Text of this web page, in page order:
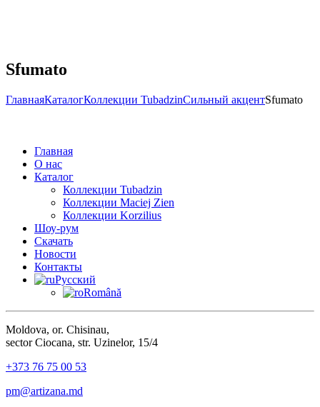
Sfumato
ГлавнаяКаталогКоллекции TubadzinСильный акцентSfumato
Главная
О нас
Каталог
Коллекции Tubadzin
Коллекции Maciej Zien
Коллекции Korzilius
Шоу-рум
Скачать
Новости
Контакты
Русский
Română
Moldova, or. Chisinau,
sector Ciocana, str. Uzinelor, 15/4
+373 76 75 00 53
pm@artizana.md